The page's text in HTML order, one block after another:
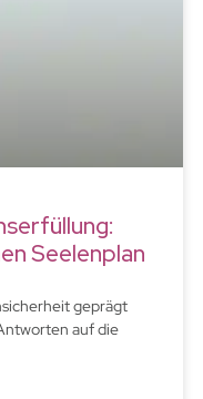
Seelenplan
geprägt
auf die